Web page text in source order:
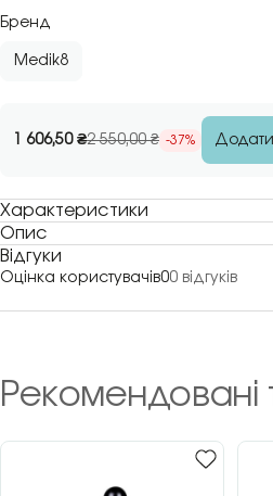
Бренд
Medik8
1 606,50₴2 550,00₴ -37%
Характеристики
Опис
Відгуки
Оцінка користувачів00 відгуків
Рекомендовані